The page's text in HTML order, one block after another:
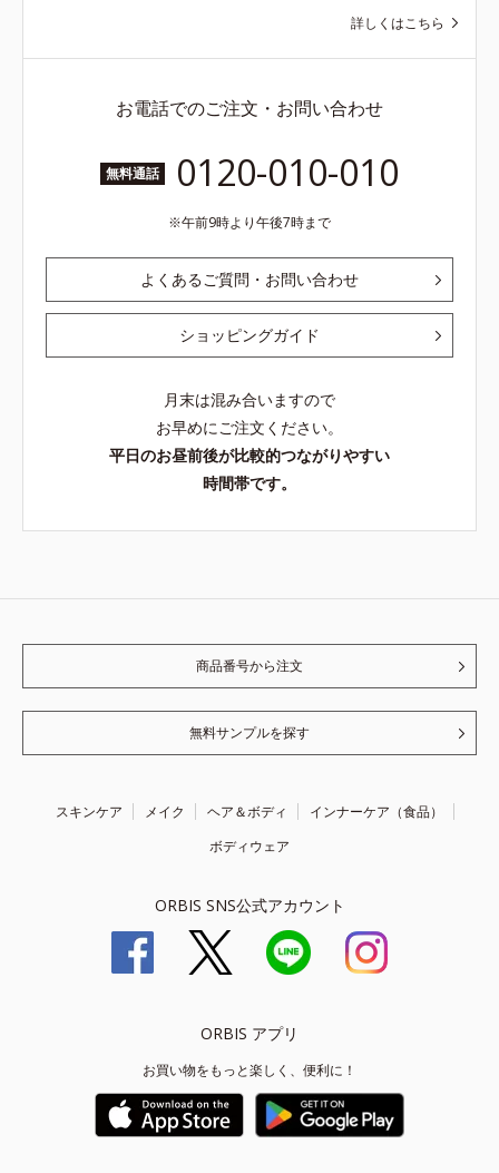
詳しくはこちら
お電話でのご注文・お問い合わせ
無料通話 0120-010-010
午前9時より午後7時まで
よくあるご質問・お問い合わせ
ショッピングガイド
月末は混み合いますので
お早めにご注文ください。
平日のお昼前後が比較的つながりやすい
時間帯です。
商品番号から注文
無料サンプルを探す
スキンケア メイク ヘア＆ボディ
インナーケア（食品）
ボディウェア
ORBIS SNS公式アカウント
ORBIS アプリ
お買い物をもっと楽しく、便利に！